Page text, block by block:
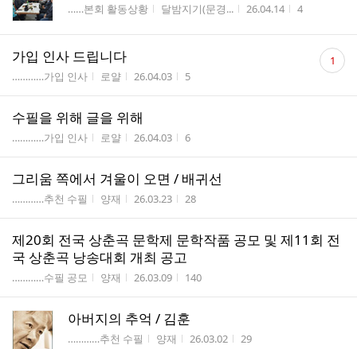
게시판명
……본회 활동상황 작성자
달밤지기(문경... 작성시간
26.04.14 조회수
4
가입 인사 드립니다
게시판명
…………가입 인사 작성자
로얄 작성시간
26.04.03 조회수
5
댓
글 1
수필을 위해 글을 위해
게시판명
…………가입 인사 작성자
로얄 작성시간
26.04.03 조회수
6
그리움 쪽에서 겨울이 오면 / 배귀선
게시판명
…………추천 수필 작성자
양재 작성시간
26.03.23 조회수
28
제20회 전국 상춘곡 문학제 문학작품 공모 및 제11회 전
국 상춘곡 낭송대회 개최 공고
게시판명
…………수필 공모 작성자
양재 작성시간
26.03.09 조회수
140
아버지의 추억 / 김훈
게시판명
…………추천 수필 작성자
양재 작성시간
26.03.02 조회수
29